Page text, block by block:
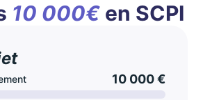
10 000€en SCPI
10 000 €